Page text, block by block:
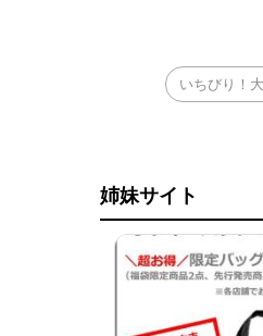
いちびり！
姉妹サイト